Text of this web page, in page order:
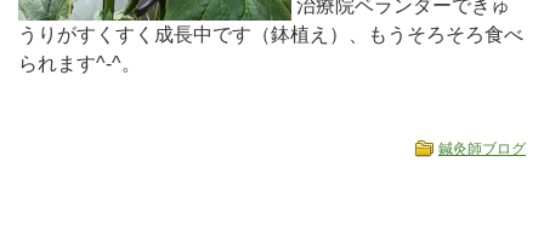
治療院ベランダーできゅ
うりがすくすく成長中です（鉢植え）、もうそろそろ食べ
られます^-^。
鍼灸師ブログ